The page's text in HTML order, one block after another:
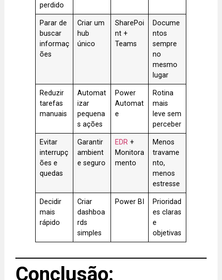
perdido
Parar de
buscar
informaç
ões
Criar um
hub
único
SharePoi
nt +
Teams
Docume
ntos
sempre
no
mesmo
lugar
Reduzir
tarefas
manuais
Automat
izar
pequena
s ações
Power
Automat
e
Rotina
mais
leve sem
perceber
Evitar
interrupç
ões e
quedas
Garantir
ambient
e seguro
EDR +
Monitora
mento
Menos
travame
nto,
menos
estresse
Decidir
mais
rápido
Criar
dashboa
rds
simples
Power BI
Prioridad
es claras
e
objetivas
Conclusão: